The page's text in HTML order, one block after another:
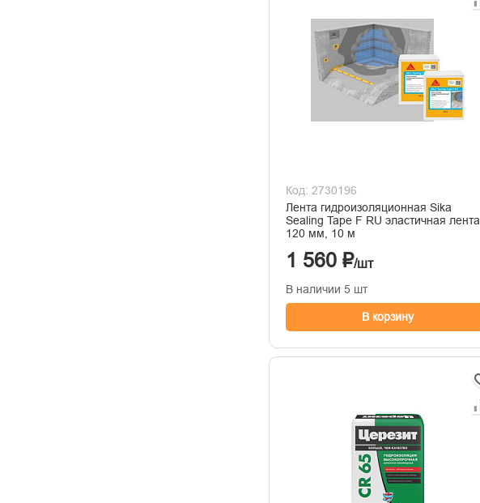
Код: 2730196
Лента гидроизоляционная Sika
Sealing Tape F RU эластичная лента
120 мм, 10 м
1 560 ₽/шт
В наличии 5 шт
В корзину